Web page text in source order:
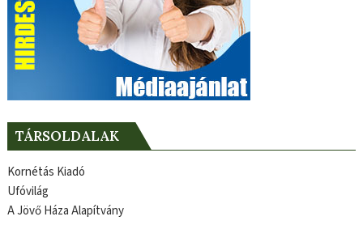
TÁRSOLDALAK
Kornétás Kiadó
Ufóvilág
A Jövő Háza Alapítvány